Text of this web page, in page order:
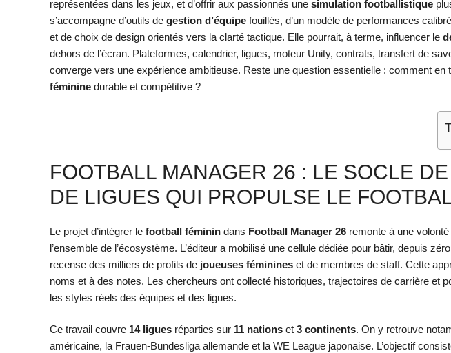
représentées dans les jeux, et d’offrir aux passionnés une simulation footballistique
s’accompagne d’outils de gestion d’équipe fouillés, d’un modèle de performances
et de choix de design orientés vers la clarté tactique. Elle pourrait, à terme, influencer le
dehors de l’écran. Plateformes, calendrier, ligues, moteur Unity, contrats, transfert de
converge vers une expérience ambitieuse. Reste une question essentielle : comment en
féminine durable et compétitive ?
FOOTBALL MANAGER 26 : LE SOCLE
DE LIGUES QUI PROPULSE LE
Le projet d’intégrer le football féminin dans Football Manager 26 remonte à une
l’ensemble de l’écosystème. L’éditeur a mobilisé une cellule dédiée pour bâtir, depuis
recense des milliers de profils de joueuses féminines et de membres de staff. Cette
noms et à des notes. Les chercheurs ont collecté historiques, trajectoires de carrière et
les styles réels des équipes et des ligues.
Ce travail couvre 14 ligues réparties sur 11 nations et 3 continents. On y retrouve
américaine, la Frauen-Bundesliga allemande et la WE League japonaise. L’objectif